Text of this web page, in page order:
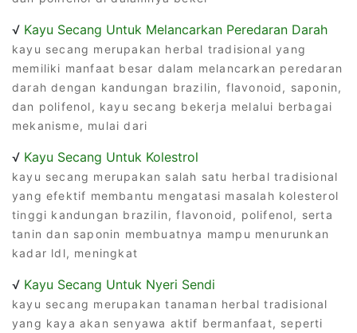
√ Kayu Secang Untuk Melancarkan Peredaran Darah
kayu secang merupakan herbal tradisional yang
memiliki manfaat besar dalam melancarkan peredaran
darah dengan kandungan brazilin, flavonoid, saponin,
dan polifenol, kayu secang bekerja melalui berbagai
mekanisme, mulai dari
√ Kayu Secang Untuk Kolestrol
kayu secang merupakan salah satu herbal tradisional
yang efektif membantu mengatasi masalah kolesterol
tinggi kandungan brazilin, flavonoid, polifenol, serta
tanin dan saponin membuatnya mampu menurunkan
kadar ldl, meningkat
√ Kayu Secang Untuk Nyeri Sendi
kayu secang merupakan tanaman herbal tradisional
yang kaya akan senyawa aktif bermanfaat, seperti